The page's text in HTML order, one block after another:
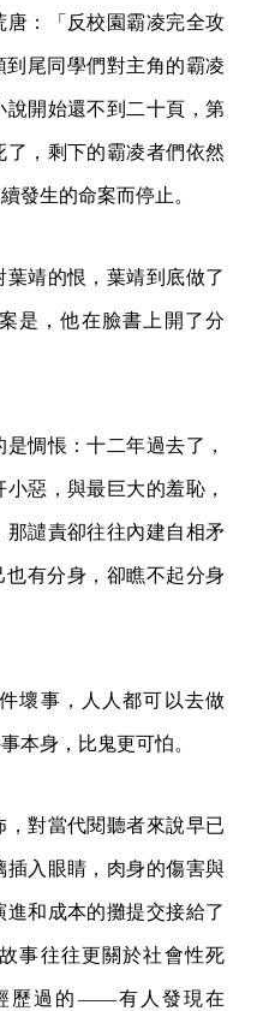
：「反校園霸凌完全攻
尾同學們對主角的霸凌
開始還不到二十頁，第
，剩下的霸凌者們依然
發生的命案而停止。
靖的恨，葉靖到底做了
是，他在臉書上開了分
惆悵：十二年過去了，
惡，與最巨大的羞恥，
譴責卻往往內建自相矛
有分身，卻瞧不起分身
壞事，人人都可以去做
本身，比鬼更可怕。
對當代閱聽者來說早已
入眼睛，肉身的傷害與
和成本的攤提交接給了
事往往更關於社會性死
歷過的——有人發現在